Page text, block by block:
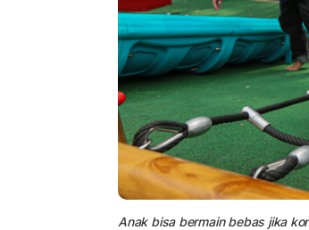
Anak bisa bermain bebas jika